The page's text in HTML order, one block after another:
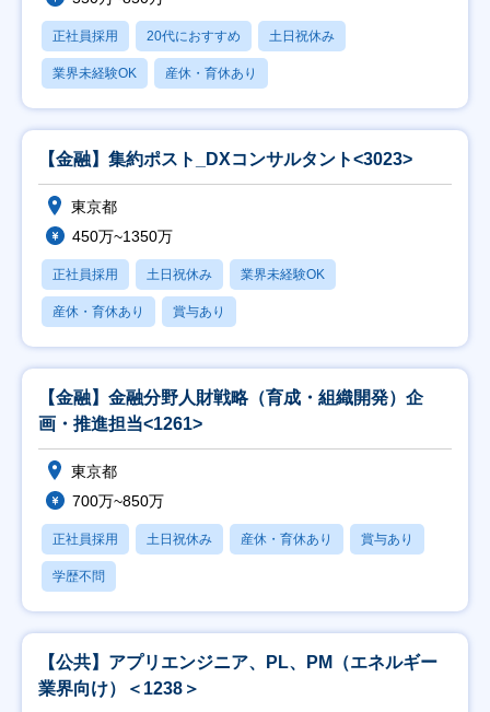
正社員採用 20代におすすめ 土日祝休み
業界未経験OK 産休・育休あり
【金融】集約ポスト_DXコンサルタント<3023>
東京都
450万~1350万
正社員採用 土日祝休み 業界未経験OK
産休・育休あり 賞与あり
【金融】金融分野人財戦略（育成・組織開発）企
画・推進担当<1261>
東京都
700万~850万
正社員採用 土日祝休み 産休・育休あり 賞与あり
学歴不問
【公共】アプリエンジニア、PL、PM（エネルギー
業界向け）＜1238＞